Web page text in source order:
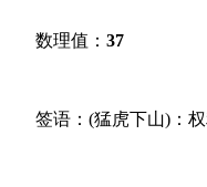
数理值： 37
签语：(猛虎下山)：权